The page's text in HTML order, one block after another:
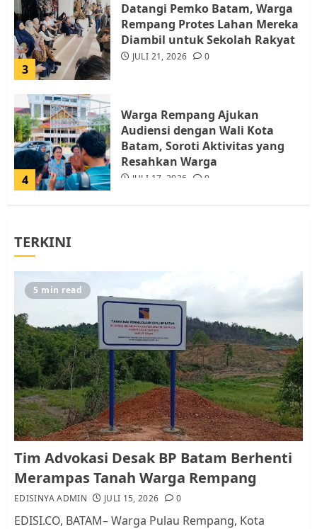
3
Datangi Pemko Batam, Warga
Rempang Protes Lahan Mereka
Diambil untuk Sekolah Rakyat
JULI 21, 2026 0
4
Warga Rempang Ajukan
Audiensi dengan Wali Kota
Batam, Soroti Aktivitas yang
Resahkan Warga
JULI 17, 2026 0
5
1
Pemko Batam Tegaskan RT dan
RW bukan Petugas Pendataan
dan Pemungutan Pajak
AGUSTUS 1, 2026 0
Kader Pajak jadi Penghubung
Pemerintah dan Masyarakat di
Lingkungan RT/RW
AGUSTUS 1, 2026
TERKINI
5 min read
Tim Advokasi Desak BP Batam Berhenti
Merampas Tanah Warga Rempang
EDISINYA ADMIN JULI 15, 2026 0
EDISI.CO, BATAM– Warga Pulau Rempang, Kota